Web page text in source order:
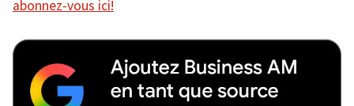
abonnez-vous ici!